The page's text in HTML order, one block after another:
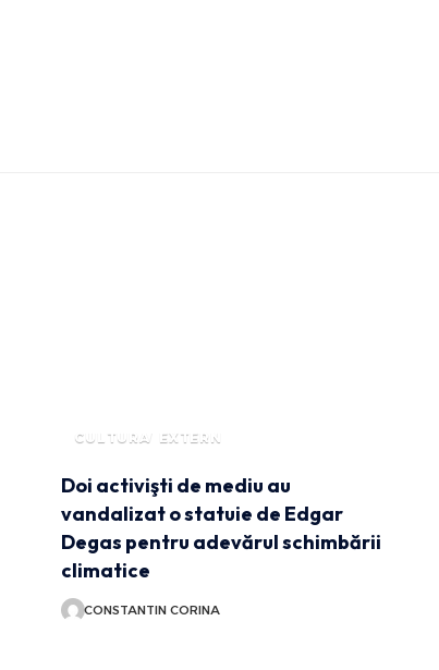
CULTURA EXTERN
Doi activişti de mediu au
vandalizat o statuie de Edgar
Degas pentru adevărul schimbării
climatice
CONSTANTIN CORINA